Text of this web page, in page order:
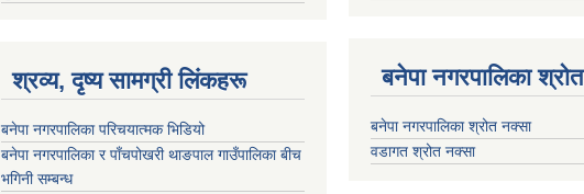
श्रव्य, दृष्य सामग्री लिंकहरू
बनेपा नगरपालिका परिचयात्मक भिडियो
बनेपा नगरपालिका र पाँचपोखरी थाङपाल गाउँपालिका बीच
भगिनी सम्बन्ध
बनेपा नगरपालिका
बनेपा नगरपालिका श्रोत नक्सा
वडागत श्रोत नक्सा